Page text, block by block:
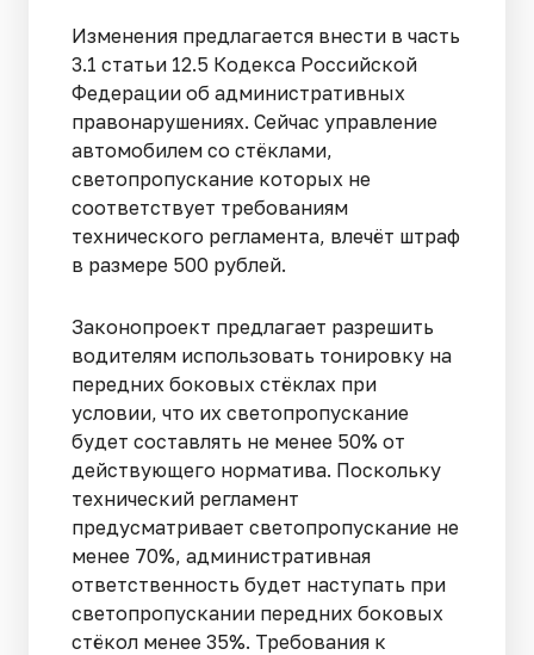
Изменения предлагается внести в часть
3.1 статьи 12.5 Кодекса Российской
Федерации об административных
правонарушениях. Сейчас управление
автомобилем со стёклами,
светопропускание которых не
соответствует требованиям
технического регламента, влечёт штраф
в размере 500 рублей.
Законопроект предлагает разрешить
водителям использовать тонировку на
передних боковых стёклах при
условии, что их светопропускание
будет составлять не менее 50% от
действующего норматива. Поскольку
технический регламент
предусматривает светопропускание не
менее 70%, административная
ответственность будет наступать при
светопропускании передних боковых
стёкол менее 35%. Требования к